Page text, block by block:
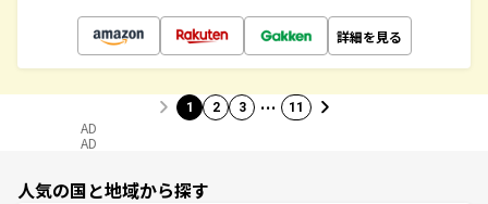
詳細を見る
1 2 3 … 11
AD
AD
人気の国と地域から探す